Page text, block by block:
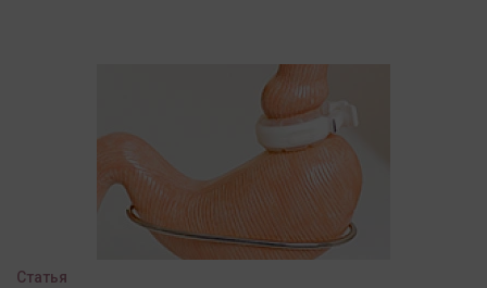
Статья